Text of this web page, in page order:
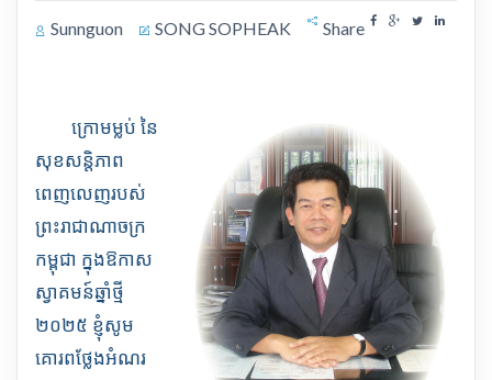
Sunnguon SONG SOPHEAK Share
ក្រោមម្លប់ នៃ
សុខសន្តិភាព
ពេញលេញរបស់
ព្រះរាជាណាចក្រ
កម្ពុជា ក្នុងឱកាស
ស្វាគមន៍ឆ្នាំថ្មី
២០២៥ ខ្ញុំសូម
គោរពថ្លែងអំណរ